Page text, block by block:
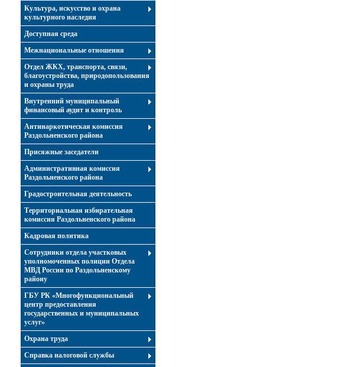
Культура, искусство и охрана
культурного наследия
Доступная среда
Межнациональные отношения
Отдел ЖКХ, транспорта, связи,
благоустройства, природопользования
и охраны труда
Внутренний муниципальный
финансовый аудит и контроль
Антинаркотическая комиссия
Раздольненского района
Присяжные заседатели
Административная комиссия
Раздольненского района
Градостроительная деятельность
Территориальная избирательная
комиссия Раздольненского района
Кадровая политика
Сотрудники отдела участковых
уполномоченных полиции Отдела
МВД России по Раздольненскому
району
ГБУ РК «Многофункциональный
центр предоставления
государственных и муниципальных
услуг»
Охрана труда
Справка налоговой службы